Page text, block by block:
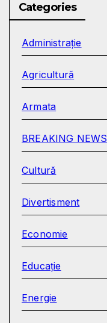
Categories
Administrație
Agricultură
Armata
BREAKING NEWS
Cultură
Divertisment
Economie
Educație
Energie